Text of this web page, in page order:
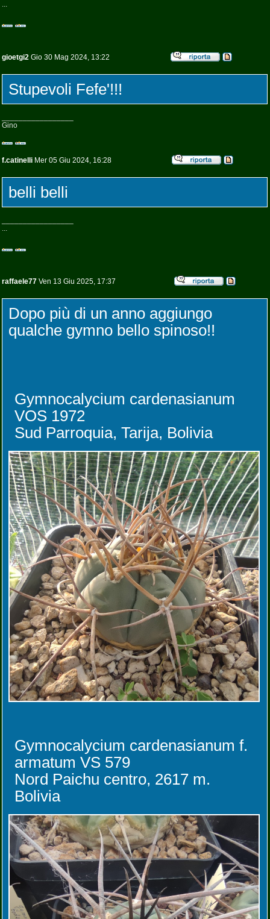
...
gioetgi2 Gio 30 Mag 2024, 13:22
Stupevoli Fefe'!!!
Gino
f.catinelli Mer 05 Giu 2024, 16:28
belli belli
...
raffaele77 Ven 13 Giu 2025, 17:37
Dopo più di un anno aggiungo
qualche gymno bello spinoso!!
Gymnocalycium cardenasianum
VOS 1972
Sud Parroquia, Tarija, Bolivia
Gymnocalycium cardenasianum f.
armatum VS 579
Nord Paichu centro, 2617 m.
Bolivia